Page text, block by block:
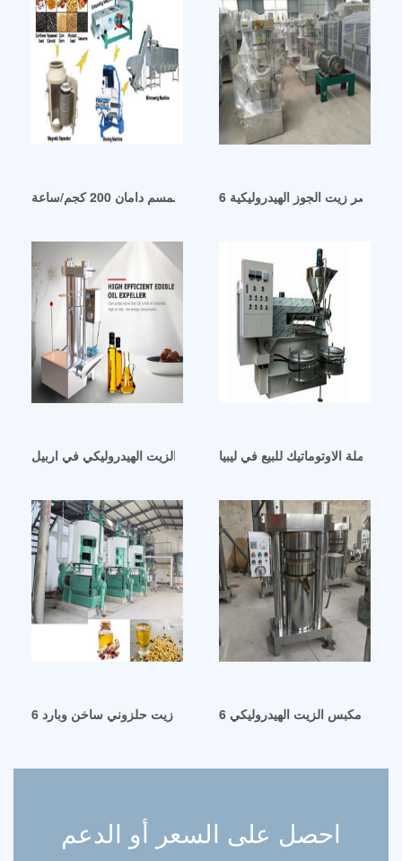
آلة عصر زيت السمسم دامان 200 كجم/ساعة
ماكينة استخراج الزيت الهيدروليكي في اربيلكاملة الاوتوماتيك للبيع في ليبيا
مكبس زيت حلزوني ساخن وبارد 6yz-100 للبيع في دبي
احصل على السعر أو الدعم